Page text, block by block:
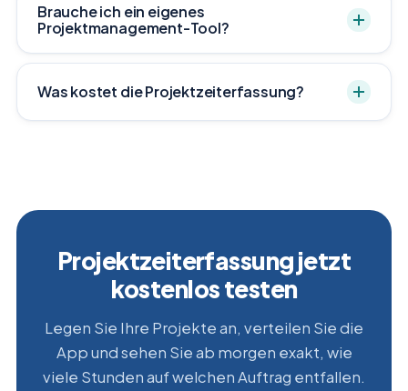
Brauche ich ein eigenes
Projektmanagement-Tool?
Was kostet die Projektzeiterfassung?
Projektzeiterfassung jetzt
kostenlos testen
Legen Sie Ihre Projekte an, verteilen Sie die
App und sehen Sie ab morgen exakt, wie
viele Stunden auf welchen Auftrag entfallen.